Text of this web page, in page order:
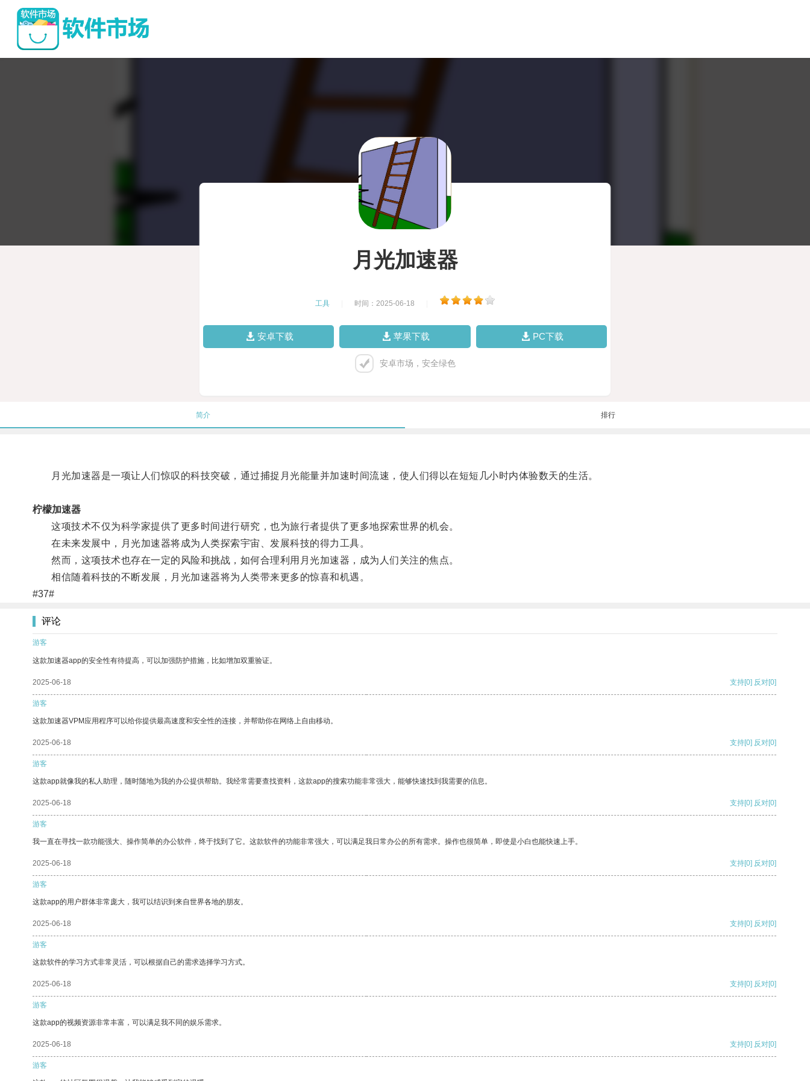
月光加速器
工具 时间：2025-06-18
安卓下载 苹果下载 PC下载
安卓市场，安全绿色
简介 排行
月光加速器是一项让人们惊叹的科技突破，通过捕捉月光能量并加速时间流速，使人们得以在短短几小时内体验数天的生活。
柠檬加速器
这项技术不仅为科学家提供了更多时间进行研究，也为旅行者提供了更多地探索世界的机会。
在未来发展中，月光加速器将成为人类探索宇宙、发展科技的得力工具。
然而，这项技术也存在一定的风险和挑战，如何合理利用月光加速器，成为人们关注的焦点。
相信随着科技的不断发展，月光加速器将为人类带来更多的惊喜和机遇。
#37#
评论
游客
这款加速器app的安全性有待提高，可以加强防护措施，比如增加双重验证。
2025-06-18 支持[0] 反对[0]
游客
这款加速器VPM应用程序可以给你提供最高速度和安全性的连接，并帮助你在网络上自由移动。
2025-06-18 支持[0] 反对[0]
游客
这款app就像我的私人助理，随时随地为我的办公提供帮助。我经常需要查找资料，这款app的搜索功能非常强大，能够快速找到我需要的信息。
2025-06-18 支持[0] 反对[0]
游客
我一直在寻找一款功能强大、操作简单的办公软件，终于找到了它。这款软件的功能非常强大，可以满足我日常办公的所有需求。操作也很简单，即使是小白也能快速上手。
2025-06-18 支持[0] 反对[0]
游客
这款app的用户群体非常庞大，我可以结识到来自世界各地的朋友。
2025-06-18 支持[0] 反对[0]
游客
这款软件的学习方式非常灵活，可以根据自己的需求选择学习方式。
2025-06-18 支持[0] 反对[0]
游客
这款app的视频资源非常丰富，可以满足我不同的娱乐需求。
2025-06-18 支持[0] 反对[0]
游客